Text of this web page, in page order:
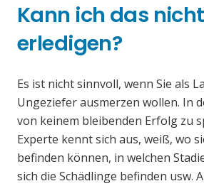
Kann ich das
erledigen?
Es ist nicht sinnvoll, wenn Sie als
Ungeziefer ausmerzen wollen. In
von keinem bleibenden Erfolg zu
Experte kennt sich aus, weiß, wo
befinden können, in welchen
sich die Schädlinge befinden usw.